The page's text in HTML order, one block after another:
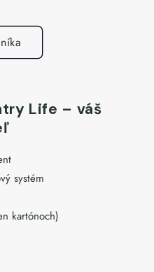
Life – váš
systém
kartónoch)